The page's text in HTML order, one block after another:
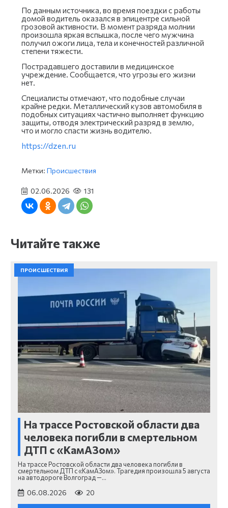
По данным источника, во время поездки с работы
домой водитель оказался в эпицентре сильной
грозовой активности. В момент разряда молнии
произошла яркая вспышка, после чего мужчина
получил ожоги лица, тела и конечностей различной
степени тяжести.
Пострадавшего доставили в медицинское
учреждение. Сообщается, что угрозы его жизни
нет.
Специалисты отмечают, что подобные случаи
крайне редки. Металлический кузов автомобиля в
подобных ситуациях частично выполняет функцию
защиты, отводя электрический разряд в землю,
что и могло спасти жизнь водителю.
https://dzen.ru
Метки: Происшествия
02.06.2026 131
Читайте также
ПРОИСШЕСТВИЯ
На трассе Ростовской области два
человека погибли в смертельном
ДТП с «КамАЗом»
На трассе Ростовской области два человека погибли в
смертельном ДТП с «КамАЗом». Трагедия произошла 5 августа
на автодороге Волгоград —…
06.08.2026 20